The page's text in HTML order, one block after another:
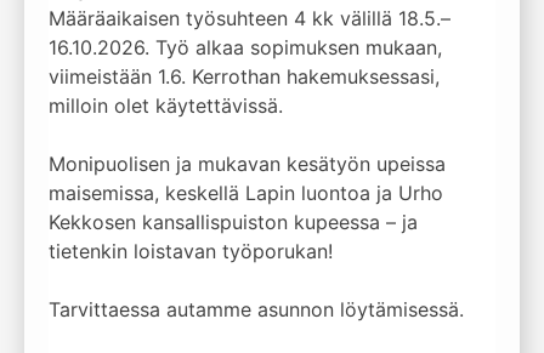
Määräaikaisen työsuhteen 4 kk välillä 18.5.–
16.10.2026. Työ alkaa sopimuksen mukaan,
viimeistään 1.6. Kerrothan hakemuksessasi,
milloin olet käytettävissä.
Monipuolisen ja mukavan kesätyön upeissa
maisemissa, keskellä Lapin luontoa ja Urho
Kekkosen kansallispuiston kupeessa – ja
tietenkin loistavan työporukan!
Tarvittaessa autamme asunnon löytämisessä.